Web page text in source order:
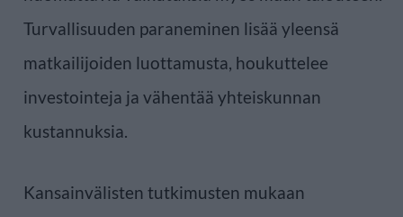
Turvallisuuden paraneminen lisää yleensä
matkailijoiden luottamusta, houkuttelee
investointeja ja vähentää yhteiskunnan
kustannuksia.
Kansainvälisten tutkimusten mukaan